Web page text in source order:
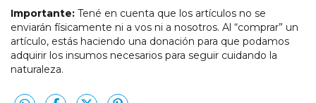
Importante: Tené en cuenta que los artículos no se
enviarán físicamente ni a vos ni a nosotros. Al “comprar” un
artículo, estás haciendo una donación para que podamos
adquirir los insumos necesarios para seguir cuidando la
naturaleza.